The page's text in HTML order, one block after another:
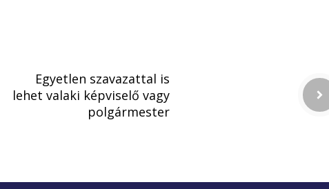
Egyetlen szavazattal is
lehet valaki képviselő vagy
polgármester